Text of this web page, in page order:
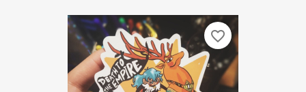
favorite_border